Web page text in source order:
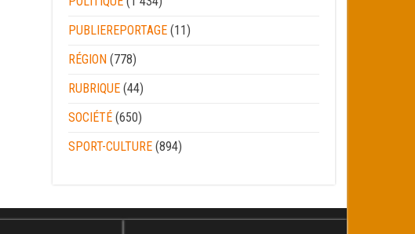
PUBLIEREPORTAGE (11)
RÉGION (778)
RUBRIQUE (44)
SOCIÉTÉ (650)
SPORT-CULTURE (894)